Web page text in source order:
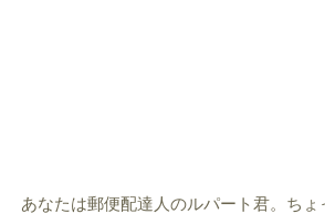
あなたは郵便配達人のルパート君。ち